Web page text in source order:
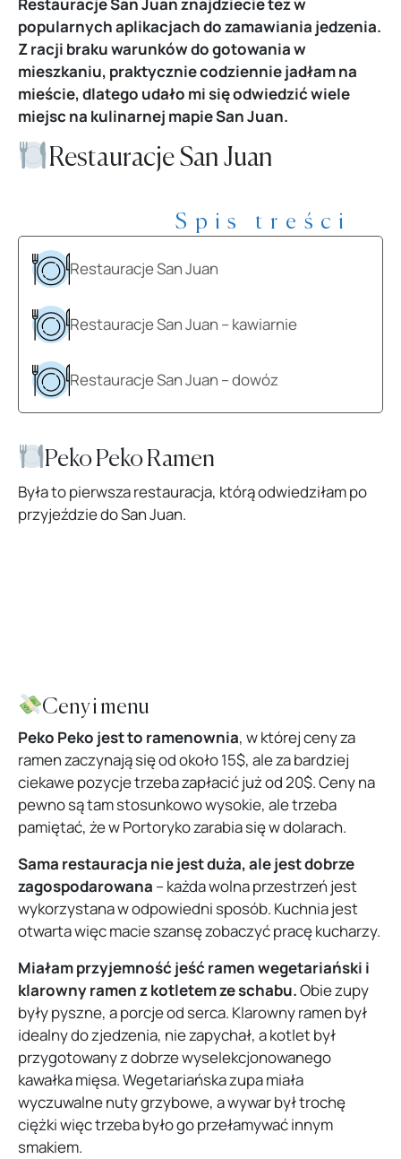
popularnych aplikacjach do zamawiania jedzenia.
Z racji braku warunków do gotowania w
mieszkaniu, praktycznie codziennie jadłam na
mieście, dlatego udało mi się odwiedzić wiele
miejsc na kulinarnej mapie San Juan.
Restauracje San Juan
Spis treści
Restauracje San Juan
Restauracje San Juan – kawiarnie
Restauracje San Juan – dowóz
Peko Peko Ramen
Była to pierwsza restauracja, którą odwiedziłam po
przyjeździe do San Juan.
Ceny i menu
Peko Peko jest to ramenownia, w której ceny za
ramen zaczynają się od około 15$, ale za bardziej
ciekawe pozycje trzeba zapłacić już od 20$. Ceny na
pewno są tam stosunkowo wysokie, ale trzeba
pamiętać, że w Portoryko zarabia się w dolarach.
Sama restauracja nie jest duża, ale jest dobrze
zagospodarowana – każda wolna przestrzeń jest
wykorzystana w odpowiedni sposób. Kuchnia jest
otwarta więc macie szansę zobaczyć pracę kucharzy.
Miałam przyjemność jeść ramen wegetariański i
klarowny ramen z kotletem ze schabu.Obie zupy
były pyszne, a porcje od serca. Klarowny ramen był
idealny do zjedzenia, nie zapychał, a kotlet był
przygotowany z dobrze wyselekcjonowanego
kawałka mięsa. Wegetariańska zupa miała
wyczuwalne nuty grzybowe, a wywar był trochę
ciężki więc trzeba było go przełamywać innym
smakiem.